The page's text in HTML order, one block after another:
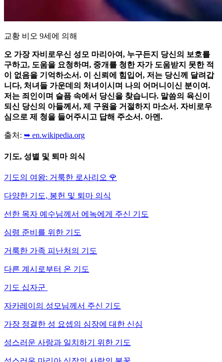
교황 비오 9세에 의해
오 가장 자비로우신 성모 마리아여, 누구든지 당신의 보호를
구하고, 도움을 요청하며, 중개를 청한 자가 도움받지 못한 적
이 없음을 기억하소서. 이 신뢰에 힘입어, 저는 당신께 달려갑
니다, 처녀들 가운데의 처녀이시며 나의 어머니이신 분이여.
저는 죄인이며 슬픔 속에서 당신을 찾습니다. 말씀의 육신이
되신 당신의 아들께서, 제 구원을 거절하지 마소서. 자비로우
심으로 제 청을 들어주시고 답해 주소서. 아멘.
출처: ➥ en.wikipedia.org
기도, 성별 및 퇴마 의식
기도의 여왕: 거룩한 로사리오 🌹
다양한 기도, 봉헌 및 퇴마 의식
선한 목자 예수님께서 에녹에게 주신 기도
심령 준비를 위한 기도
거룩한 가족 피난처의 기도
다른 계시로부터 온 기도
기도 십자군
자카레이의 성모님께서 주신 기도
가장 정결한 성 요셉의 심장에 대한 신심
성스러운 사랑과 일치하기 위한 기도